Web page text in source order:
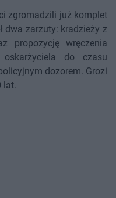
zgromadzili już komplet
dwa zarzuty: kradzieży z
propozycję wręczenia
do czasu
dozorem. Grozi
lat.